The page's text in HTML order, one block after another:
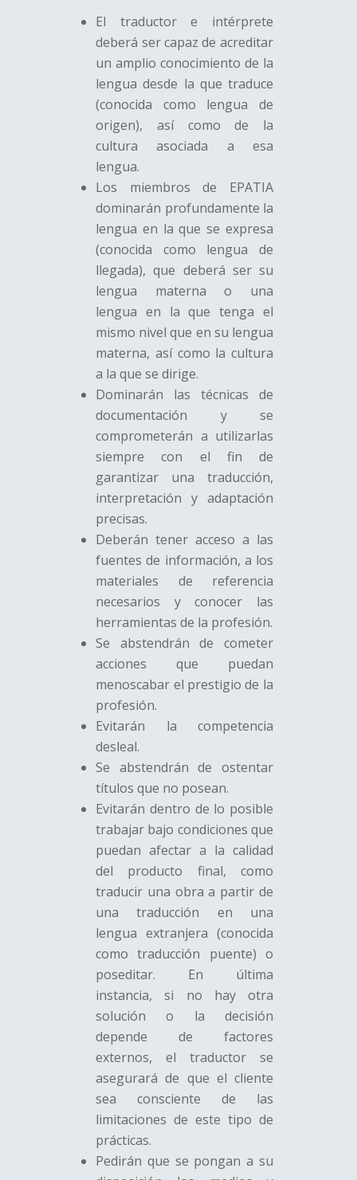
El traductor e intérprete
deberá ser capaz de acreditar
un amplio conocimiento de la
lengua desde la que traduce
(conocida como lengua de
origen), así como de la
cultura asociada a esa
lengua.
Los miembros de EPATIA
dominarán profundamente la
lengua en la que se expresa
(conocida como lengua de
llegada), que deberá ser su
lengua materna o una
lengua en la que tenga el
mismo nivel que en su lengua
materna, así como la cultura
a la que se dirige.
Dominarán las técnicas de
documentación y se
comprometerán a utilizarlas
siempre con el fin de
garantizar una traducción,
interpretación y adaptación
precisas.
Deberán tener acceso a las
fuentes de información, a los
materiales de referencia
necesarios y conocer las
herramientas de la profesión.
Se abstendrán de cometer
acciones que puedan
menoscabar el prestigio de la
profesión.
Evitarán la competencia
desleal.
Se abstendrán de ostentar
títulos que no posean.
Evitarán dentro de lo posible
trabajar bajo condiciones que
puedan afectar a la calidad
del producto final, como
traducir una obra a partir de
una traducción en una
lengua extranjera (conocida
como traducción puente) o
poseditar. En última
instancia, si no hay otra
solución o la decisión
depende de factores
externos, el traductor se
asegurará de que el cliente
sea consciente de las
limitaciones de este tipo de
prácticas.
Pedirán que se pongan a su